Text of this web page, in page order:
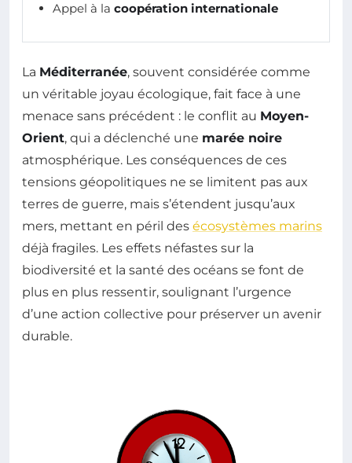
Appel à la coopération internationale
La Méditerranée, souvent considérée comme
un véritable joyau écologique, fait face à une
menace sans précédent : le conflit au Moyen-
Orient, qui a déclenché une marée noire
atmosphérique. Les conséquences de ces
tensions géopolitiques ne se limitent pas aux
terres de guerre, mais s’étendent jusqu’aux
mers, mettant en péril des écosystèmes marins
déjà fragiles. Les effets néfastes sur la
biodiversité et la santé des océans se font de
plus en plus ressentir, soulignant l’urgence
d’une action collective pour préserver un avenir
durable.